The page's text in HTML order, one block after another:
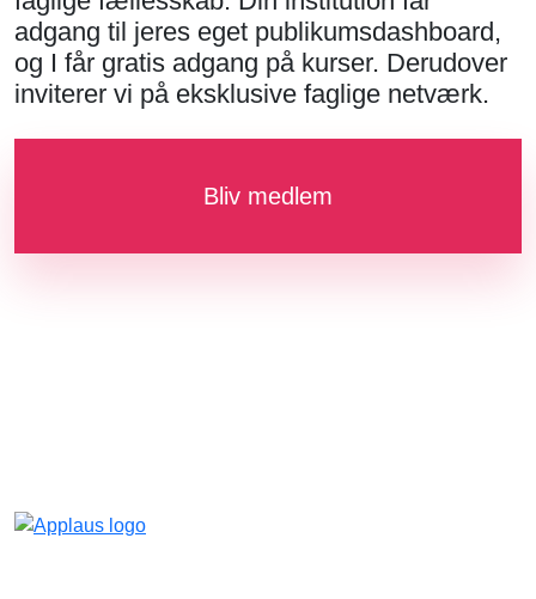
adgang til jeres eget publikumsdashboard,
og I får gratis adgang på kurser. Derudover
inviterer vi på eksklusive faglige netværk.
Bliv medlem